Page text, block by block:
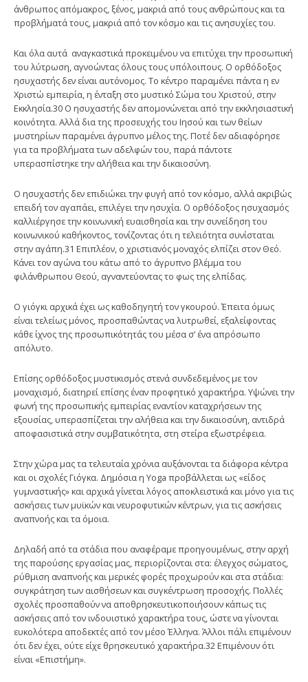
άνθρωπος απόμακρος, ξένος, μακριά από τους ανθρώπους και τα
προβλήματά τους, μακριά από τον κόσμο και τις ανησυχίες του.
Και όλα αυτά αναγκαστικά προκειμένου να επιτύχει την προσωπική
του λύτρωση, αγνοώντας όλους τους υπόλοιπους. Ο ορθόδοξος
ησυχαστής δεν είναι αυτόνομος. Το κέντρο παραμένει πάντα η εν
Χριστώ εμπειρία, η ένταξη στο μυστικό Σώμα του Χριστού, στην
Εκκλησία.30 Ο ησυχαστής δεν απομονώνεται από την εκκλησιαστική
κοινότητα. Αλλά δια της προσευχής του Ιησού και των θείων
μυστηρίων παραμένει άγρυπνο μέλος της. Ποτέ δεν αδιαφόρησε
για τα προβλήματα των αδελφών του, παρά πάντοτε
υπερασπίστηκε την αλήθεια και την δικαιοσύνη.
Ο ησυχαστής δεν επιδιώκει την φυγή από τον κόσμο, αλλά ακριβώς
επειδή τον αγαπάει, επιλέγει την ησυχία. Ο ορθόδοξος ησυχασμός
καλλιέργησε την κοινωνική ευαισθησία και την συνείδηση του
κοινωνικού καθήκοντος, τονίζοντας ότι η τελειότητα συνίσταται
στην αγάπη.31 Επιπλέον, ο χριστιανός μοναχός ελπίζει στον Θεό.
Κάνει τον αγώνα του κάτω από το άγρυπνο βλέμμα του
φιλάνθρωπου Θεού, αγναντεύοντας το φως της ελπίδας.
Ο γιόγκι αρχικά έχει ως καθοδηγητή τον γκουρού. Έπειτα όμως
είναι τελείως μόνος, προσπαθώντας να λυτρωθεί, εξαλείφοντας
κάθε ίχνος της προσωπικότητάς του μέσα σ’ ένα απρόσωπο
απόλυτο.
Επίσης ορθόδοξος μυστικισμός στενά συνδεδεμένος με τον
μοναχισμό, διατηρεί επίσης έναν προφητικό χαρακτήρα. Υψώνει την
φωνή της προσωπικής εμπειρίας εναντίον καταχρήσεων της
εξουσίας, υπερασπίζεται την αλήθεια και την δικαιοσύνη, αντιδρά
αποφασιστικά στην συμβατικότητα, στη στείρα εξωστρέφεια.
Στην χώρα μας τα τελευταία χρόνια αυξάνονται τα διάφορα κέντρα
και οι σχολές Γιόγκα. Δημόσια η Yoga προβάλλεται ως «είδος
γυμναστικής» και αρχικά γίνεται λόγος αποκλειστικά και μόνο για τις
ασκήσεις των μυϊκών και νευροφυτικών κέντρων, για τις ασκήσεις
αναπνοής και τα όμοια.
Δηλαδή από τα στάδια που αναφέραμε προηγουμένως, στην αρχή
της παρούσης εργασίας μας, περιορίζονται στα: έλεγχος σώματος,
ρύθμιση αναπνοής και μερικές φορές προχωρούν και στα στάδια:
συγκράτηση των αισθήσεων και συγκέντρωση προσοχής. Πολλές
σχολές προσπαθούν να αποθρησκευτικοποιήσουν κάπως τις
ασκήσεις από τον ινδουιστικό χαρακτήρα τους, ώστε να γίνονται
ευκολότερα αποδεκτές από τον μέσο Έλληνα. Άλλοι πάλι επιμένουν
ότι δεν έχει, ούτε είχε θρησκευτικό χαρακτήρα.32 Επιμένουν ότι
είναι «Επιστήμη».